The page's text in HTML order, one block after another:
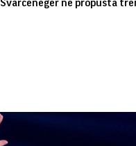
Švarceneger ne propušta